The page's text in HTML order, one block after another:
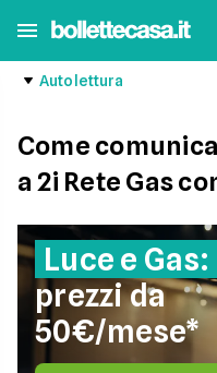
Autolettura
Come
a 2i Rete Gas
Luce e Gas:
prezzi da
50€/mese*